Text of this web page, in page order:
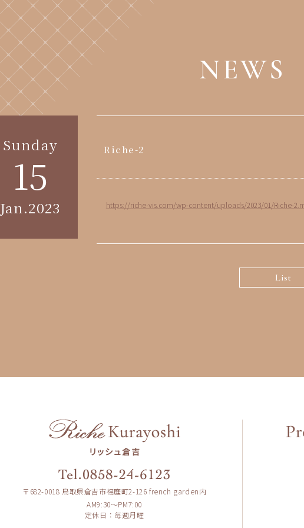
NEWS
Sunday
15
Jan.2023
Riche-2
https://riche-vis.com/wp-content/uploads/2023/01/Riche-
List
〒682-0018 鳥取県倉吉市福庭町2-126 french garden内
AM9:30〜PM7:00
定休日：毎週月曜